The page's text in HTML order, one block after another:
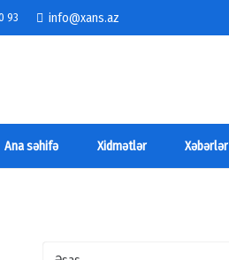
93 info@xans.az
Ana səhifə Xidmətlər Xəbərlər